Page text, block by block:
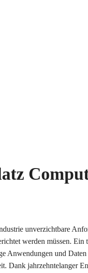
unverzichtbare
werden müssen. Ein
Anwendungen und
Dank jahrzehntelanger